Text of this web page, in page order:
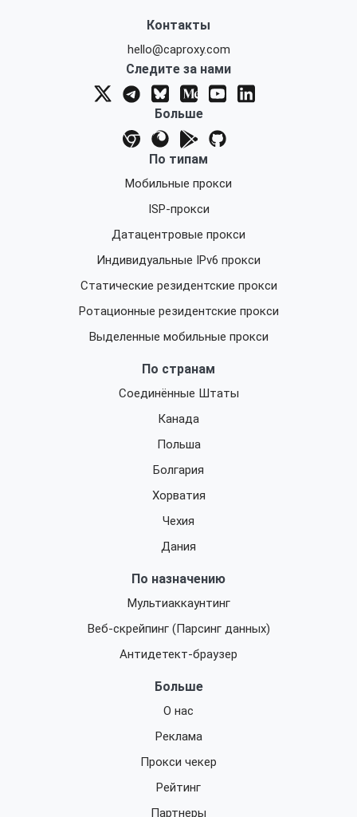
Контакты
hello@caproxy.com
Следите за нами
Больше
По типам
Мобильные прокси
ISP-прокси
Датацентровые прокси
Индивидуальные IPv6 прокси
Статические резидентские прокси
Ротационные резидентские прокси
Выделенные мобильные прокси
По странам
Соединённые Штаты
Канада
Польша
Болгария
Хорватия
Чехия
Дания
По назначению
Мультиаккаунтинг
Веб-скрейпинг (Парсинг данных)
Антидетект-браузер
Больше
О нас
Реклама
Прокси чекер
Рейтинг
Партнеры